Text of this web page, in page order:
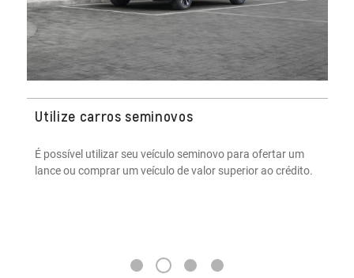
Prazos mais flexíveis
O consórcio oferece prazos mais flexíveis e pode ser uma
estratégia financeira contra os juros altos praticados pelo
1 2 3 4